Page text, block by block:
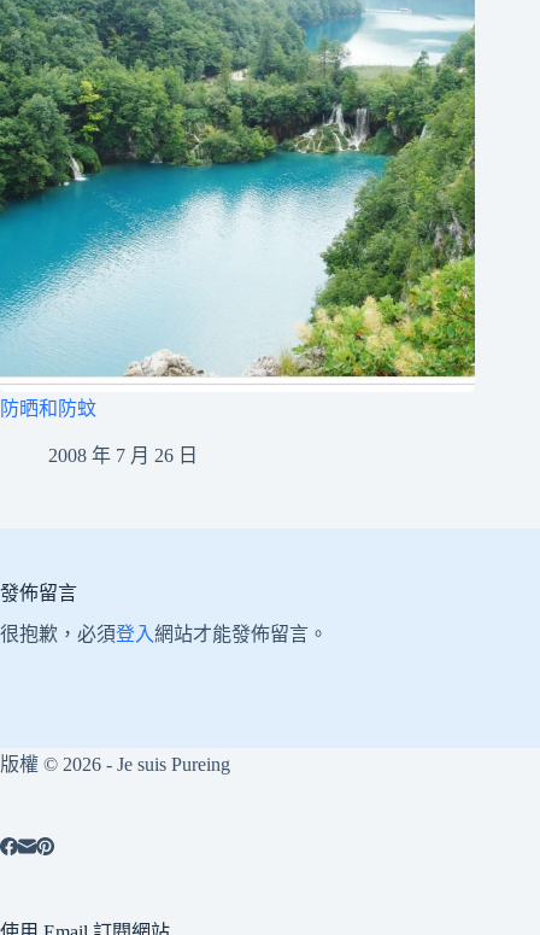
防晒和防蚊
2008 年 7 月 26 日
發佈留言
很抱歉，必須登入網站才能發佈留言。
版權 © 2026 - Je suis Pureing